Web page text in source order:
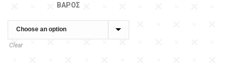
ΒΆΡΟΣ
Clear